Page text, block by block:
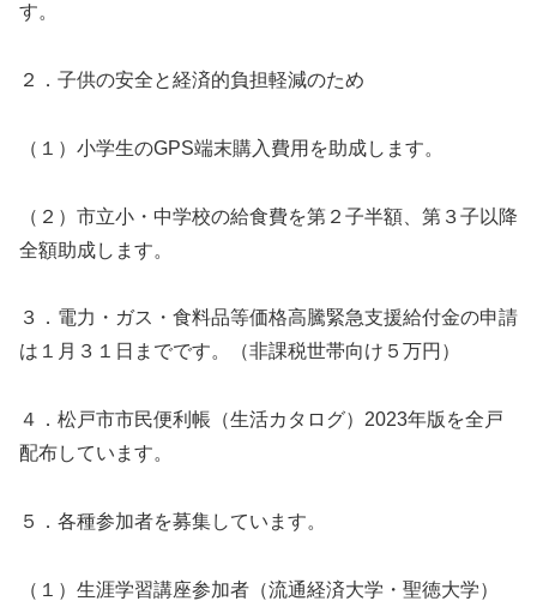
す。
２．子供の安全と経済的負担軽減のため
（１）小学生のGPS端末購入費用を助成します。
（２）市立小・中学校の給食費を第２子半額、第３子以降
全額助成します。
３．電力・ガス・食料品等価格高騰緊急支援給付金の申請
は１月３１日までです。（非課税世帯向け５万円）
４．松戸市市民便利帳（生活カタログ）2023年版を全戸
配布しています。
５．各種参加者を募集しています。
（１）生涯学習講座参加者（流通経済大学・聖徳大学）